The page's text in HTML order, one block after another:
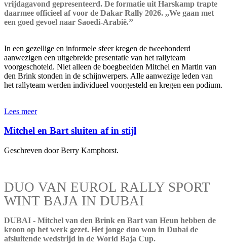
vrijdagavond gepresenteerd. De formatie uit Harskamp trapte
daarmee officieel af voor de Dakar Rally 2026. ,,We gaan met
een goed gevoel naar Saoedi-Arabië.’’
In een gezellige en informele sfeer kregen de tweehonderd
aanwezigen een uitgebreide presentatie van het rallyteam
voorgeschoteld. Niet alleen de boegbeelden Mitchel en Martin van
den Brink stonden in de schijnwerpers. Alle aanwezige leden van
het rallyteam werden individueel voorgesteld en kregen een podium.
Lees meer
Mitchel en Bart sluiten af in stijl
Geschreven door Berry Kamphorst.
DUO VAN EUROL RALLY SPORT
WINT BAJA IN DUBAI
DUBAI - Mitchel van den Brink en Bart van Heun hebben de
kroon op het werk gezet. Het jonge duo won in Dubai de
afsluitende wedstrijd in de World Baja Cup.